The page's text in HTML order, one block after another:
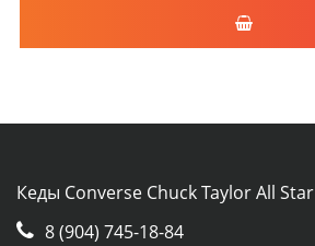
Кеды Converse Chuck Taylor All Star
8 (904) 745-18-84